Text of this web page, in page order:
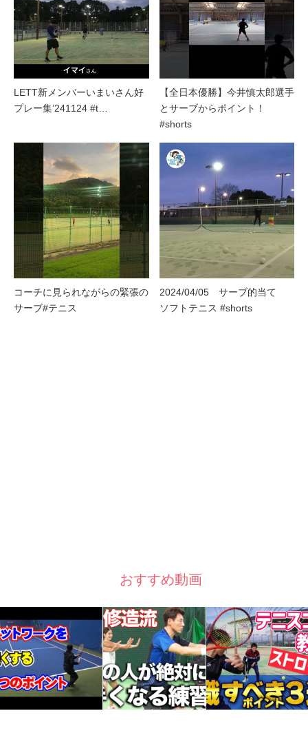
LETT新メンバーいまいさん好
プレー集’241124 #t…
【全日本優勝】今井慎太郎選手
とサーブからポイント！
#shorts
コーチに見られながらの緊張の
サーブ#テニス
2024/04/05 サーブ的当て
ソフトテニス #shorts
おすすめ動画